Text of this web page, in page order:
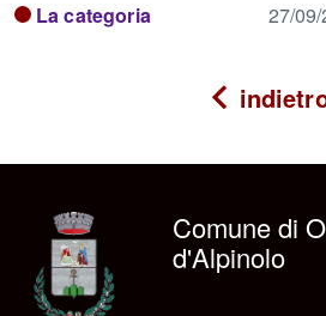
La categoria 27/
Comune di
d'Alpinolo